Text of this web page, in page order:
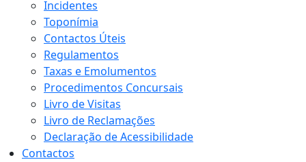
Incidentes
Toponímia
Contactos Úteis
Regulamentos
Taxas e Emolumentos
Procedimentos Concursais
Livro de Visitas
Livro de Reclamações
Declaração de Acessibilidade
Contactos